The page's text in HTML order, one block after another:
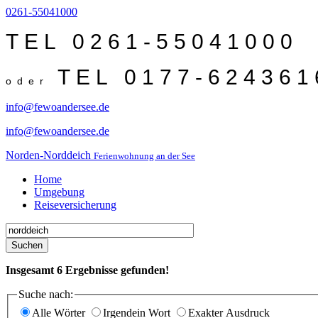
0261-55041000
TEL 0261-55041000
oder TEL 0177-
info@fewoandersee.de
info@fewoandersee.de
Norden-Norddeich Ferienwohnung an der See
Home
Umgebung
Reiseversicherung
Suchen
Insgesamt 6 Ergebnisse gefunden!
Suche nach:
Alle Wörter
Irgendein Wort Exakter Ausdruck